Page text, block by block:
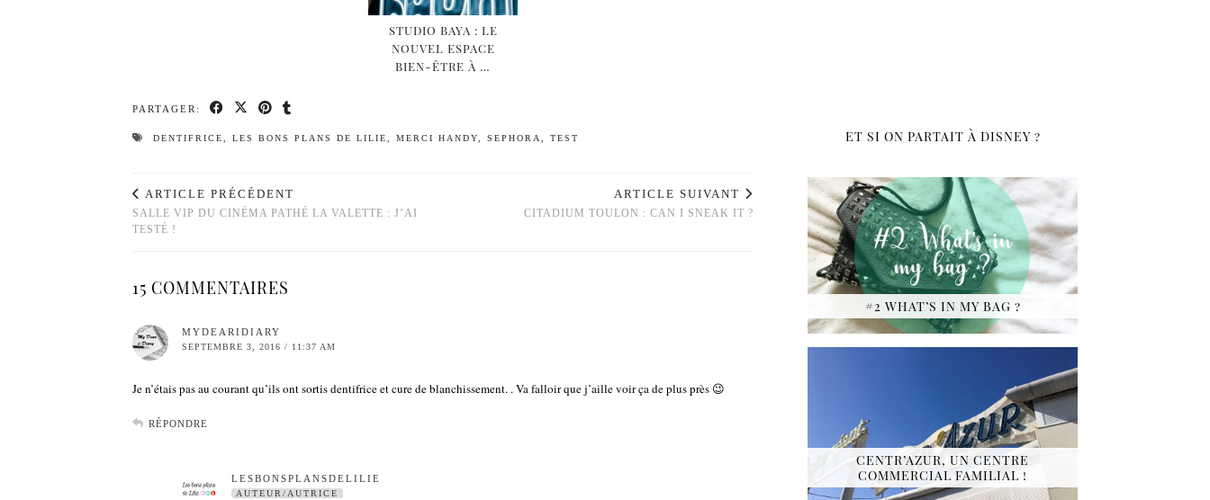
STUDIO BAYA : LE
NOUVEL ESPACE
BIEN-ÊTRE À …
PARTAGER:
DENTIFRICE, LES BONS PLANS DE LILIE, MERCI HANDY, SEPHORA, TEST
ARTICLE PRÉCÉDENT
SALLE VIP DU CINÉMA PATHÉ LA VALETTE : J’AI
TESTÉ !
ARTICLE SUIVANT
CITADIUM TOULON : CAN I SNEAK IT ?
15 COMMENTAIRES
MYDEARIDIARY
SEPTEMBRE 3, 2016 / 11:37 AM
Je n’étais pas au courant qu’ils ont sortis dentifrice et cure de blanchissement. . Va falloir que j’aille voir ça de plus près 😉
RÉPONDRE
LESBONSPLANSDELILIE
AUTEUR/AUTRICE
ET SI ON PARTAIT À DISNEY ?
#2 WHAT’S IN MY BAG ?
CENTR’AZUR, UN CENTRE
COMMERCIAL FAMILIAL !